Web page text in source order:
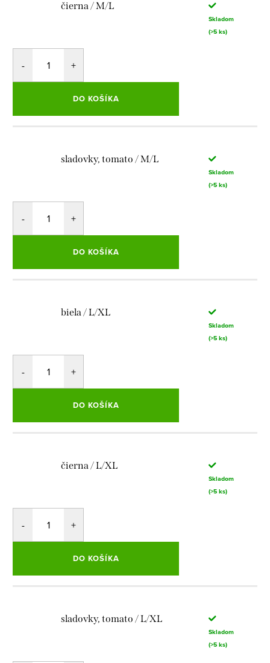
čierna / M/L
Skladom
(>5 ks)
DO KOŠÍKA
sladovky, tomato / M/L
Skladom
(>5 ks)
DO KOŠÍKA
biela / L/XL
Skladom
(>5 ks)
DO KOŠÍKA
čierna / L/XL
Skladom
(>5 ks)
DO KOŠÍKA
sladovky, tomato / L/XL
Skladom
(>5 ks)